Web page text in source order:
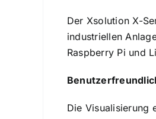
Der Xsolution X-
industriellen
Raspberry Pi und
Die Visualisierung